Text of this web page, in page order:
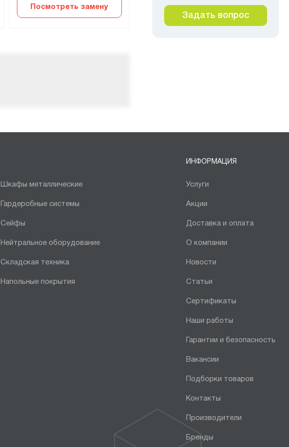
Посмотреть замену Выбрать замену
Задать вопрос
Шкафы металлические
Гардеробные системы
Сейфы
Нейтральное оборудование
Складская техника
Напольные покрытия
ИНФОРМАЦИЯ
Услуги
Акции
Доставка и оплата
О компании
Новости
Статьи
Сертификаты
Наши работы
Гарантии и безопасность
Вакансии
Подборки товаров
Контакты
Производители
Бренды